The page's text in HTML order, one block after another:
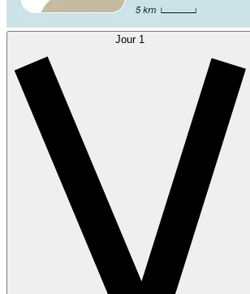
Jour 1